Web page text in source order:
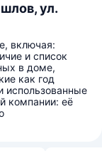
ул.
включая:
и список
в доме,
как год
использованные
компании: её